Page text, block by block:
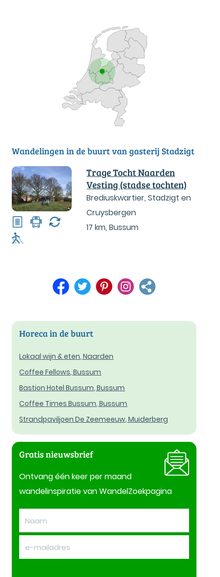
Wandelingen in de buurt van gasterij Stadzigt
Trage Tocht Naarden
Vesting (stadse tochten)
Brediuskwartier, Stadzigt en
Cruysbergen
17 km,Bussum
Horeca in de buurt
Lokaal wijn & eten, Naarden
Coffee Fellows, Bussum
Bastion Hotel Bussum, Bussum
Coffee Times Bussum, Bussum
Strandpaviljoen De Zeemeeuw, Muiderberg
Gratis nieuwsbrief
Ontvang één keer per maand
wandelinspiratie van WandelZoekpagina